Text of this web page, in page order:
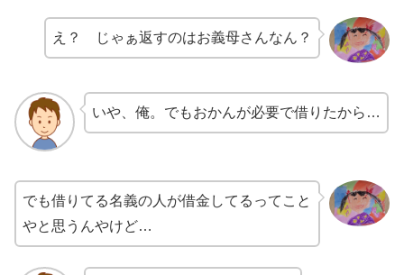
え？ じゃぁ返すのはお義母さんなん？
いや、俺。でもおかんが必要で借りたから…
でも借りてる名義の人が借金してるってこと
やと思うんやけど…